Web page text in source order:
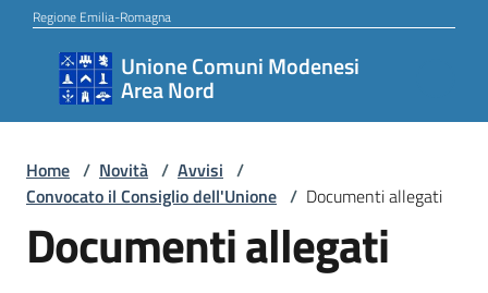
Vai al contenuto
Vai alla navigazione
Vai al footer
Regione Emilia-Romagna
Unione Comuni Modenesi
Area Nord
Unione
Comuni
Area
Nord
Home / Novità / Avvisi /
Convocato il Consiglio dell'Unione / Documenti allegati
Documenti allegati